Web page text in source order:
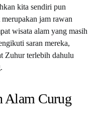
kita sendiri pun
jam rawan
wisata alam yang masih
saran mereka,
Zuhur terlebih dahulu
Alam Curug